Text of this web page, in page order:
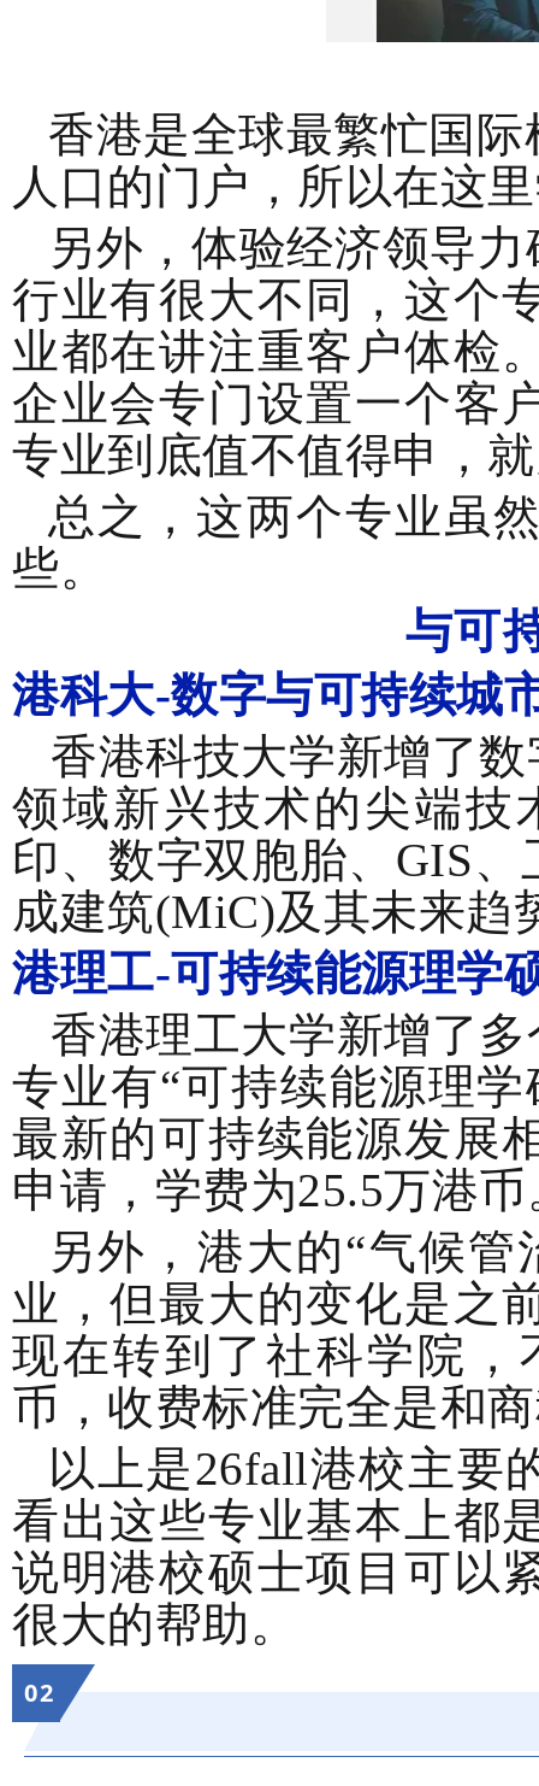
香港是全球最繁忙国
人口的门户，所以在这
另外，体验经济领导
行业有很大不同，这个
业都在讲注重客户体检
企业会专门设置一个客
专业到底值不值得申，
总之，这两个专业虽
些。
与可
港科大-数字与可持续城
香港科技大学新增了
领域新兴技术的尖端技
印、数字双胞胎、GIS
成建筑(MiC)及其未来趋
港理工-可持续能源理学
香港理工大学新增了
专业有“可持续能源理
最新的可持续能源发展
申请，学费为25.5万港币
另外，港大的“气候
业，但最大的变化是之
现在转到了社科学院，
币，收费标准完全是和
以上是26fall港校主要
看出这些专业基本上都
说明港校硕士项目可以
很大的帮助。
02